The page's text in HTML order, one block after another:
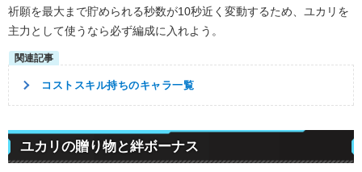
祈願を最大まで貯められる秒数が10秒近く変動するため、ユカリを
主力として使うなら必ず編成に入れよう。
コストスキル持ちのキャラ一覧
ユカリの贈り物と絆ボーナス